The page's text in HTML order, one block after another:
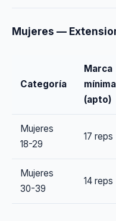
Mujeres —
Categoría
Marca
mínima
(apto)
Mujeres
18-29
17 reps
Mujeres
30-39
14 reps